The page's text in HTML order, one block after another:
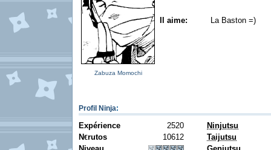
Zabuza Momochi
Il aime: La Baston =)
Profil Ninja:
Expérience 2520
Ninjutsu
N€rutos 10612
Taijutsu